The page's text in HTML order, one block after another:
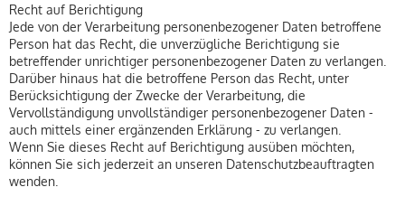
Recht auf Berichtigung
Jede von der Verarbeitung personenbezogener Daten betroffene
Person hat das Recht, die unverzügliche Berichtigung sie
betreffender unrichtiger personenbezogener Daten zu verlangen.
Darüber hinaus hat die betroffene Person das Recht, unter
Berücksichtigung der Zwecke der Verarbeitung, die
Vervollständigung unvollständiger personenbezogener Daten -
auch mittels einer ergänzenden Erklärung - zu verlangen.
Wenn Sie dieses Recht auf Berichtigung ausüben möchten,
können Sie sich jederzeit an unseren Datenschutzbeauftragten
wenden.